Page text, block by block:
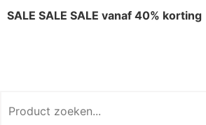
SALE SALE SALE vanaf 40% korting